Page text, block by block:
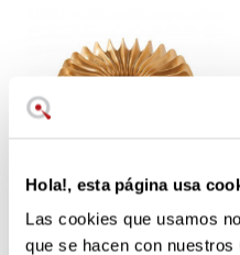
Hola!, esta página usa
Las cookies que usamos
que se hacen con
47,46 € 79,10 €